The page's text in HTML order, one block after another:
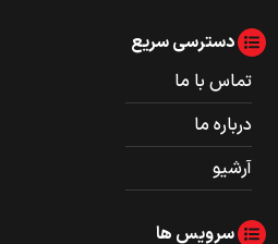
دسترسی سریع
تماس با ما
درباره ما
آرشیو
سرویس ها